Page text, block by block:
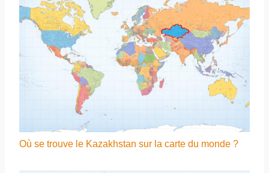
Où se trouve le Kazakhstan sur la carte du monde ?